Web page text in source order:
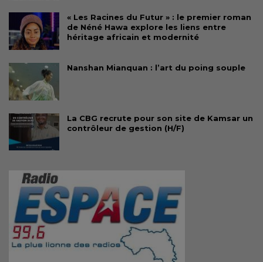
« Les Racines du Futur » : le premier roman
de Néné Hawa explore les liens entre
héritage africain et modernité
Nanshan Mianquan : l’art du poing souple
La CBG recrute pour son site de Kamsar un
contrôleur de gestion (H/F)